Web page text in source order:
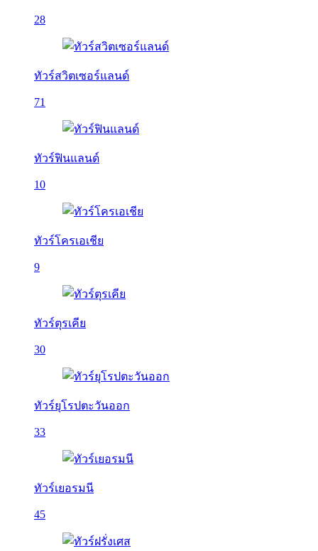
28
ทัวร์สวิตเซอร์แลนด์
71
ทัวร์ฟินแลนด์
10
ทัวร์โครเอเชีย
9
ทัวร์ตุรเคีย
30
ทัวร์ยุโรปตะวันออก
33
ทัวร์เยอรมนี
45